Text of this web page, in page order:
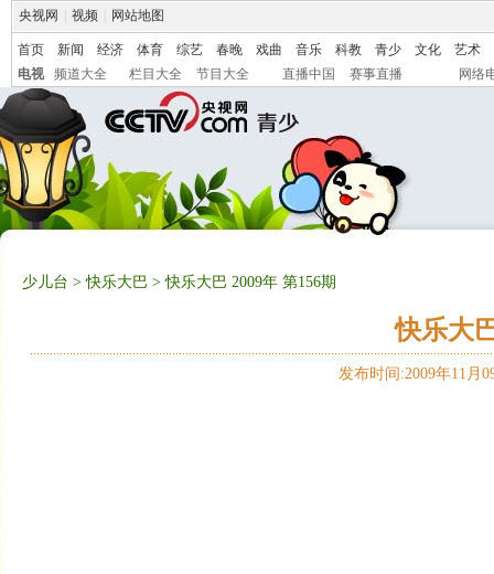
央视网 视频 网站地图
首页 新闻 经济 体育 综艺 春晚 戏曲 音乐 科教 青少 文化
艺术
电视
频道大全 栏目大全 节目大全 直播中国 赛事直播 网络
少儿台 >快乐大巴 > 快乐大巴 2009年 第156期
快乐大
发布时间:2009年11月